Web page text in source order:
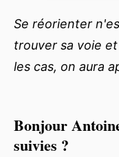
Se réorienter
trouver sa voie
les cas, on aura
Bonjour
suivies ?